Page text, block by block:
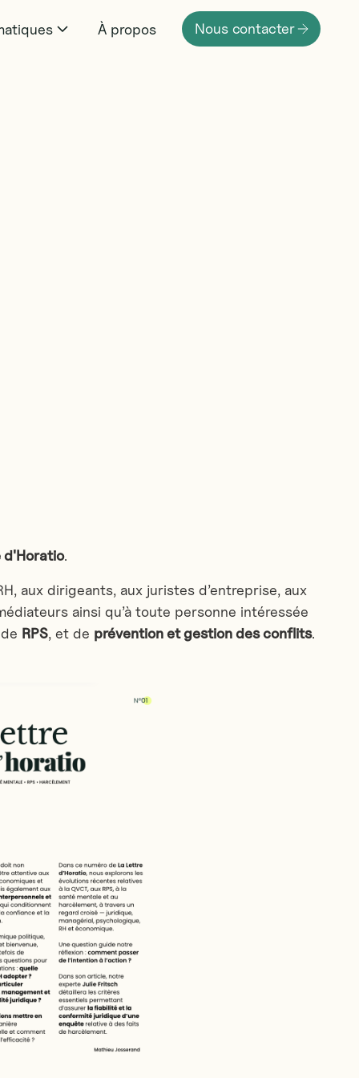
À propos Nous contacter
Nous contacter
d'Horatio.
aux dirigeants, aux juristes d’entreprise, aux
ainsi qu’à toute personne intéressée
RPS, et de prévention et gestion des conflits.